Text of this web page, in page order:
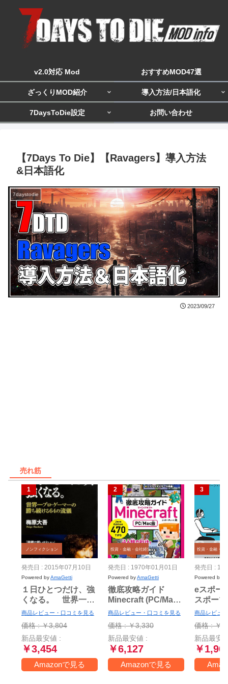
v2.0対応 Mod おすすめMOD47選
ざっくりMOD紹介 導入方法/日本語化
7DaysToDie設定 お問い合わせ
【7Days To Die】【Ravagers】導入方法
&日本語化
7daystodie
2023/09/27
売れ筋
ノンフィクション
発売日 : 2015年07月10日
Powered byAmaGetti
１日ひとつだけ、強
くなる。 世界一プ
ロ・ゲーマーの勝ち
続ける64の流儀
商品レビュー・口コミを見る
価格 : ￥3,804
新品最安値 :
￥3,454
Amazonで見る
投資・金融・会社経営
発売日 : 1970年01月01日
Powered byAmaGetti
徹底攻略ガイド
Minecraft (PC/Mac
版)
商品レビュー・口コミを見る
価格 : ￥3,330
新品最安値 :
￥6,127
Amazonで見る
投資・金融・会
発売日 :
Powered by
eスポー
スポー
の現場
ます!
商品レビュ
価格 : ￥
新品最安
￥